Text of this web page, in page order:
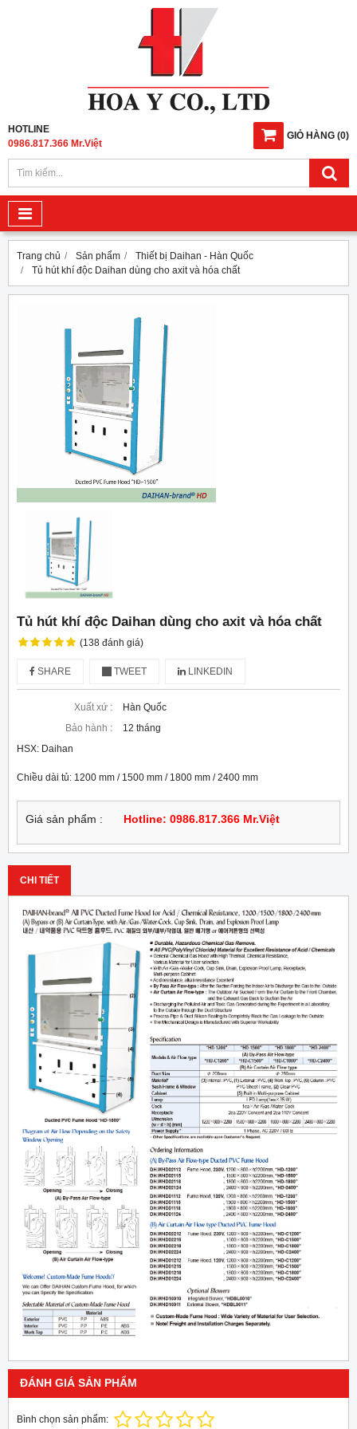
GIỎ HÀNG (0)
HOTLINE
0986.817.366 Mr.Việt
Trang chủ Sản phẩm
Thiết bị Daihan - Hàn Quốc
Tủ hút khí độc Daihan dùng cho axit và hóa chất
Tủ hút khí độc Daihan dùng cho axit và hóa chất
(138 đánh giá)
SHARE TWEET LINKEDIN
Xuất xứ :
Hàn Quốc
Bảo hành :
12 tháng
HSX: Daihan
Chiều dài tủ: 1200 mm / 1500 mm / 1800 mm / 2400 mm
Giá sản phẩm : Hotline: 0986.817.366 Mr.Việt
CHI TIẾT
ĐÁNH GIÁ SẢN PHẨM
Bình chọn sản phẩm: